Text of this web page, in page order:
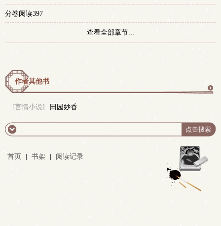
分卷阅读397
查看全部章节...
作者其他书
多
[言情小说] 田园妙香
首页 书架 阅读记录